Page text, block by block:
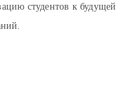
студентов к будущей